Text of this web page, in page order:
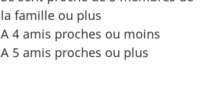
la famille ou plus
A 4 amis proches ou moins
A 5 amis proches ou plus